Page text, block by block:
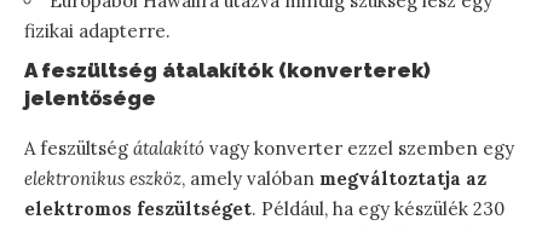
fizikai adapterre.
A feszültség átalakítók (konverterek)
jelentősége
A feszültség átalakító vagy konverter ezzel szemben egy
elektronikus eszköz, amely valóban megváltoztatja az
elektromos feszültséget. Például, ha egy készülék 230